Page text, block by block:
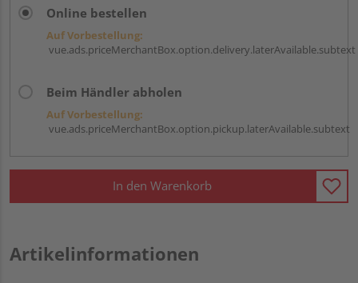
Online bestellen
Auf Vorbestellung:
vue.ads.priceMerchantBox.option.delivery.laterAvailable.subtext
Beim Händler abholen
Auf Vorbestellung:
vue.ads.priceMerchantBox.option.pickup.laterAvailable.subtext
In den Warenkorb
Artikelinformationen